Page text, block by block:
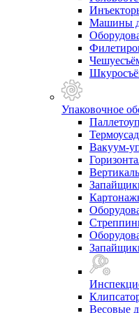
Машины
Упаковочное
Вакуум-
Весовые